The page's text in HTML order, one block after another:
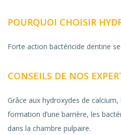
POURQUOI CHOISIR
Forte action bactéricide dentine
CONSEILS DE NOS
Grâce aux hydroxydes de
formation d’une barrière, les
dans la chambre pulpaire.